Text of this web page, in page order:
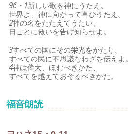
96・1新しい歌を神にうたえ。
世界よ、神に向かって喜びうたえ。
2神の名をたたえてうたい、
日ごとに救いを告げ知らせよ。
3すべての国にその栄光をかたり、
すべての民に不思議なわざを伝えよ。
4神は偉大、ほむべきかた、
すべてを越えておそるべきかた。
福音朗読